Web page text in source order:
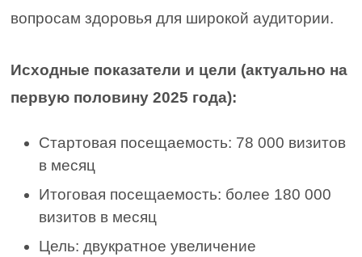
вопросам здоровья для широкой аудитории.
Исходные показатели и цели (актуально на
первую половину 2025 года):
Стартовая посещаемость: 78 000 визитов
в месяц
Итоговая посещаемость: более 180 000
визитов в месяц
Цель: двукратное увеличение